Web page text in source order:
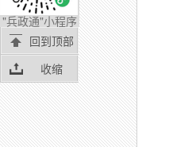
"兵政通"小程序
回到顶部
收缩